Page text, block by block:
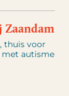
thuis voor
autisme